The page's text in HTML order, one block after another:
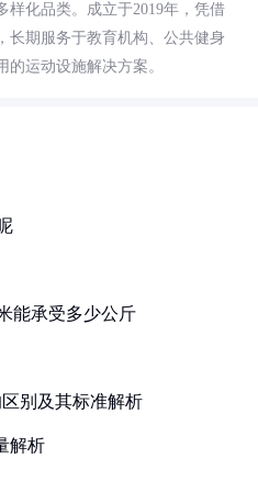
样化品类。成立于2019年，凭借
长期服务于教育机构、公共健身
运动设施解决方案。
能承受多少公斤
别及其标准解析
解析